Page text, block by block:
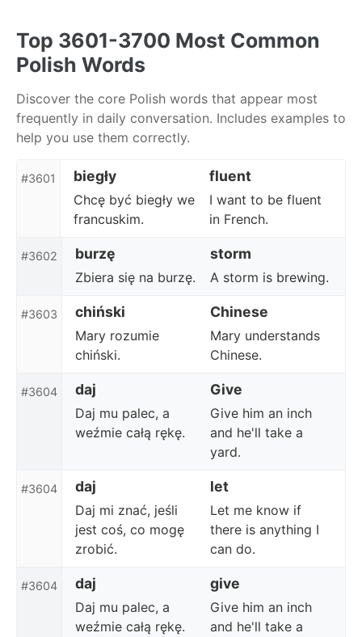
primary
navigation
content
footer
Top 3601-3700 Most Common
Polish Words
Discover the core Polish words that appear most
frequently in daily conversation. Includes examples to
help you use them correctly.
#3601 biegły fluent
Chcę być biegły we
francuskim.
I want to be fluent
in French.
#3602 burzę storm
Zbiera się na burzę. A storm is brewing.
#3603 chiński Chinese
Mary rozumie
chiński.
Mary understands
Chinese.
#3604 daj Give
Daj mu palec, a
weźmie całą rękę.
Give him an inch
and he'll take a
yard.
#3604 daj let
Daj mi znać, jeśli
jest coś, co mogę
zrobić.
Let me know if
there is anything I
can do.
#3604 daj give
Daj mu palec, a
weźmie całą rękę.
Give him an inch
and he'll take a